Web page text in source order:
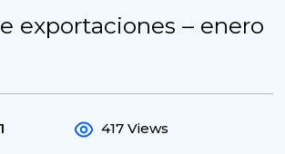
exportaciones – enero
417 Views